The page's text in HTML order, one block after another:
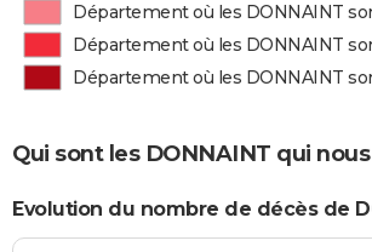
Département où les DONNAINT
Département où les DONNAINT
Département où les DONNAINT
Qui sont les DONNAINT qui
Evolution du nombre de décès de